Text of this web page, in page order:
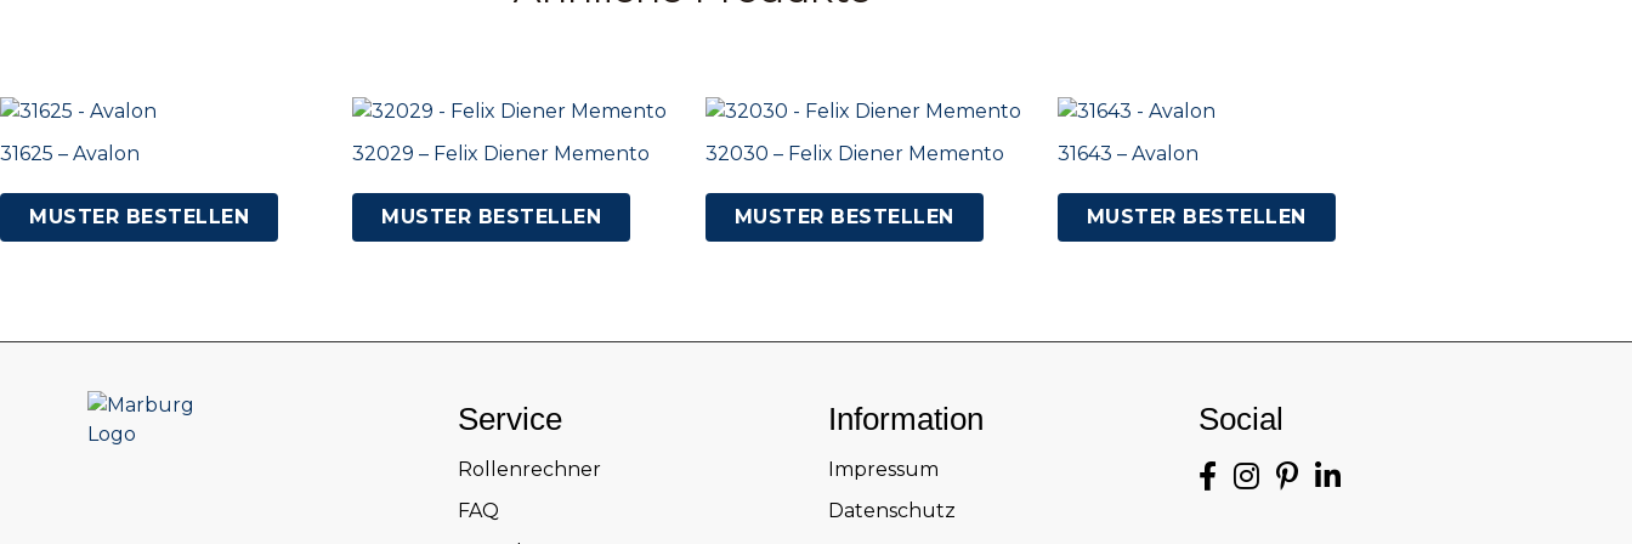
31625 – Avalon
MUSTER BESTELLEN
32029 – Felix Diener Memento
MUSTER BESTELLEN
32030 – Felix Diener Memento
MUSTER BESTELLEN
31643 – Avalon
MUSTER BESTELLEN
Service
Rollenrechner
FAQ
Information
Impressum
Datenschutz
Social